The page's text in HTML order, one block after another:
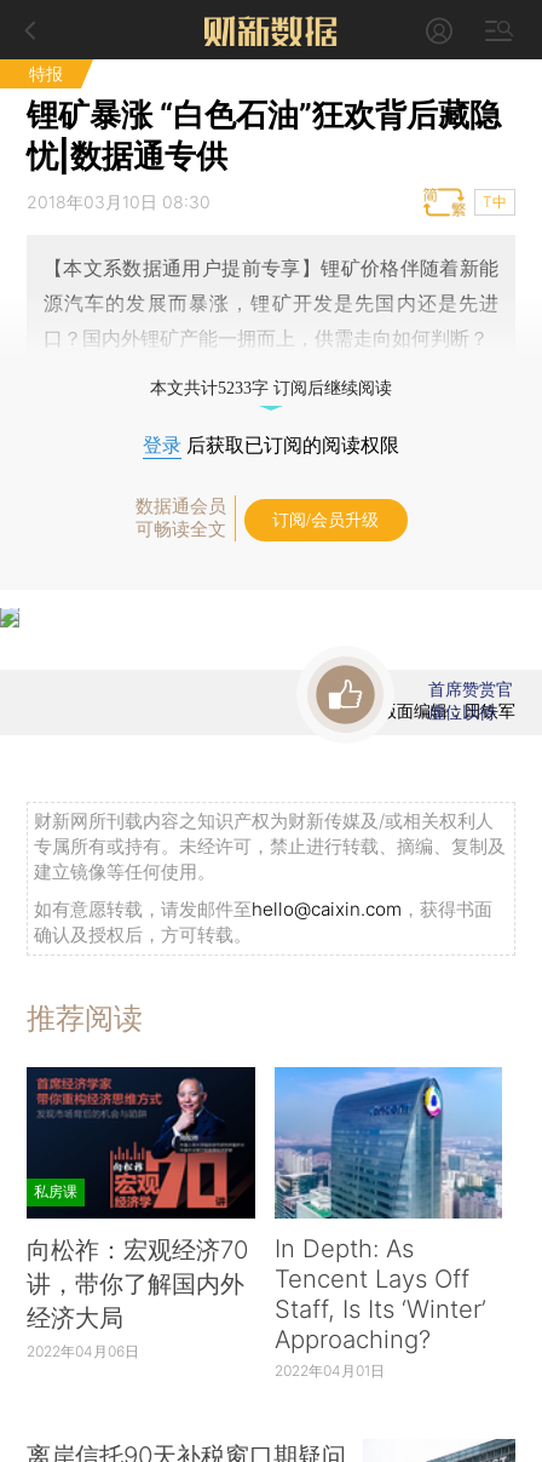
特报
锂矿暴涨 “白色石油”狂欢背后藏隐
忧|数据通专供
2018年03月10日 08:30 T中
【本文系数据通用户提前专享】锂矿价格伴随着新能
源汽车的发展而暴涨，锂矿开发是先国内还是先进
口？国内外锂矿产能一拥而上，供需走向如何判断？
本文共计5233字 订阅后继续阅读
登录 后获取已订阅的阅读权限
数据通会员
可畅读全文
订阅/会员升级
版面编辑：田铁军
首席赞赏官
虚位以待
财新网所刊载内容之知识产权为财新传媒及/或相关权利人
专属所有或持有。未经许可，禁止进行转载、摘编、复制及
建立镜像等任何使用。
如有意愿转载，请发邮件至hello@caixin.com ，获得书面
确认及授权后，方可转载。
推荐阅读
私房课
向松祚：宏观经济70
讲，带你了解国内外
经济大局
2022年04月06日
In Depth: As
Tencent Lays Off
Staff, Is Its ‘Winter’
Approaching?
2022年04月01日
离岸信托90天补税窗口期疑问